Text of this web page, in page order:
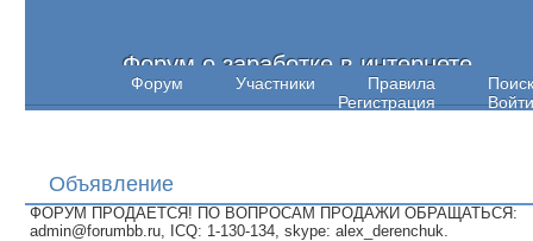
Форум о заработке в интернете
Форум Участники Правила
Поиск
Регистрация
Войти
Объявление
ФОРУМ ПРОДАЕТСЯ! ПО ВОПРОСАМ ПРОДАЖИ ОБРАЩАТЬСЯ:
admin@forumbb.ru, ICQ: 1-130-134, skype: alex_derenchuk.